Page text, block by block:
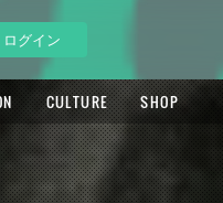
ログイン
CULTURE SHOP